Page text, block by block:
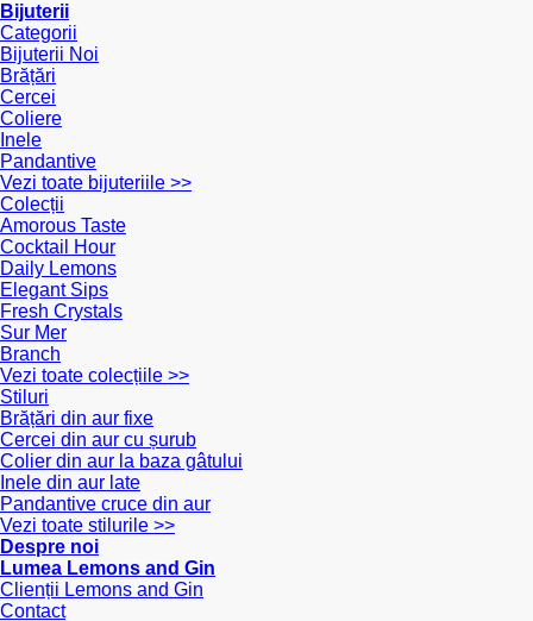
Bijuterii
Categorii
Bijuterii Noi
Brățări
Cercei
Coliere
Inele
Pandantive
Vezi toate bijuteriile >>
Colecții
Amorous Taste
Cocktail Hour
Daily Lemons
Elegant Sips
Fresh Crystals
Sur Mer
Branch
Vezi toate colecțiile >>
Stiluri
Brățări din aur fixe
Cercei din aur cu șurub
Colier din aur la baza gâtului
Inele din aur late
Pandantive cruce din aur
Vezi toate stilurile >>
Despre noi
Lumea Lemons and Gin
Clienții Lemons and Gin
Contact